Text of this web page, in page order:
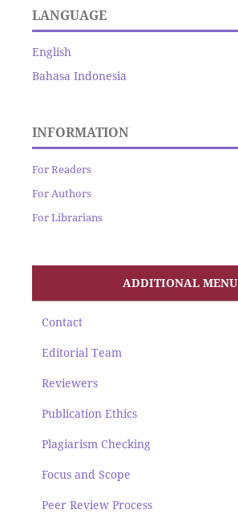
LANGUAGE
English
Bahasa Indonesia
INFORMATION
For Readers
For Authors
For Librarians
ADDITIONAL MENU
Contact
Editorial Team
Reviewers
Publication Ethics
Plagiarism Checking
Focus and Scope
Peer Review Process